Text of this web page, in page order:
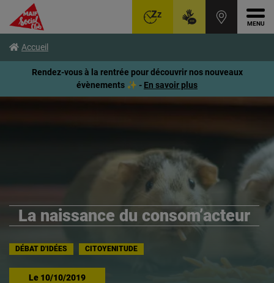
contenu
page
Accueil
Rendez-vous à la rentrée pour découvrir nos nouveaux
évènements ✨ - En savoir plus
La naissance du consom’acteur
DÉBAT D'IDÉES CITOYENITUDE
Le 10/10/2019